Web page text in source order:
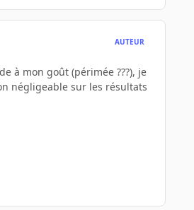
AUTEUR
à mon goût (périmée ???), je
négligeable sur les résultats